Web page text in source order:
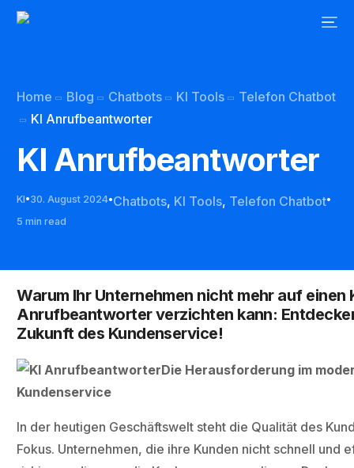
Home Blog Chatbots KI Tools
Telefon Chatbot
KI Anrufbeantworter
KI Anrufbeantworter
KI 30. August 2024 Chatbots, KI Tools, Telefon Chatbot
5 min read
Warum Ihr Unternehmen nicht mehr auf einen
Anrufbeantworter verzichten kann:
Zukunft des Kundenservice!
Die Herausforderung im
Kundenservice
In der heutigen Geschäftswelt steht die Qualität des
Fokus. Unternehmen, die ihre Kunden nicht schnell und